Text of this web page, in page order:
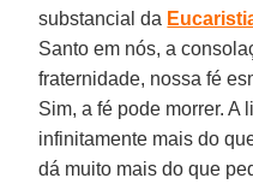
substancial da
Santo em nós, a
fraternidade, nossa fé
Sim, a fé pode morrer. A
infinitamente mais do
dá muito mais do que